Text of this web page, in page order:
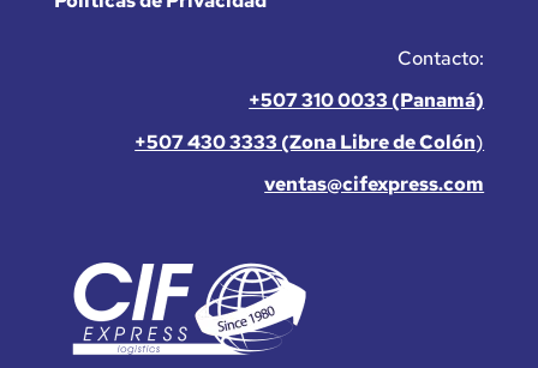
Contacto:
+507 310 0033 (Panamá)
+507 430 3333 (Zona Libre de Colón)
ventas@cifexpress.com